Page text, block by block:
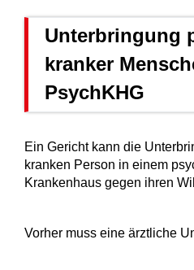
Unterbringung
kranker
PsychKHG
Ein Gericht kann die
kranken Person in einem
Krankenhaus gegen ihren
Vorher muss eine ärztliche